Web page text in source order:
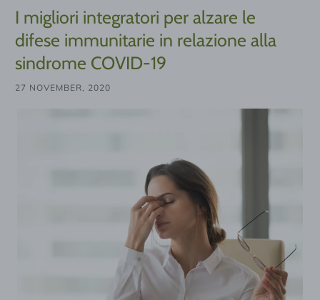
I migliori integratori per alzare le
difese immunitarie in relazione alla
sindrome COVID-19
27 NOVEMBER, 2020